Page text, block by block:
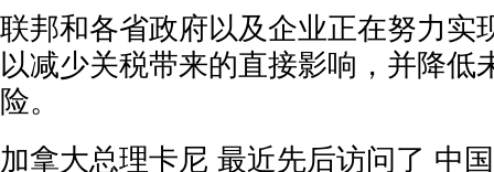
联邦和各省政府以及企业正在努力实
以减少关税带来的直接影响，并降低
险。
加拿大总理卡尼 最近先后访问了 中